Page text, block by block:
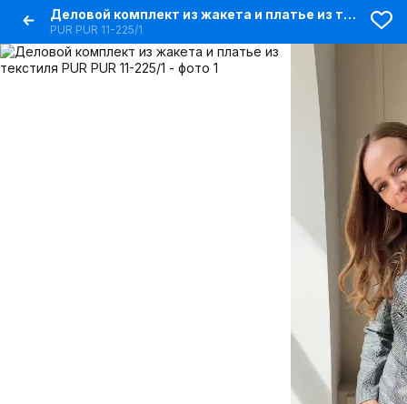
Деловой комплект из жакета и платье из текстиля
PUR PUR 11-225/1